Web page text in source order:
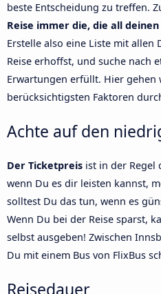
beste Entscheidung zu treffen.
Reise immer die, die all
Erstelle also eine Liste mit
Reise erhoffst, und suche nach
Erwartungen erfüllt. Hier
berücksichtigsten Faktoren
Achte auf den
Der Ticketpreis ist in der Regel
wenn Du es dir leisten kannst,
solltest Du das tun, wenn es
Wenn Du bei der Reise sparst,
selbst ausgeben! Zwischen
Du mit einem Bus von FlixBus
Reisedauer